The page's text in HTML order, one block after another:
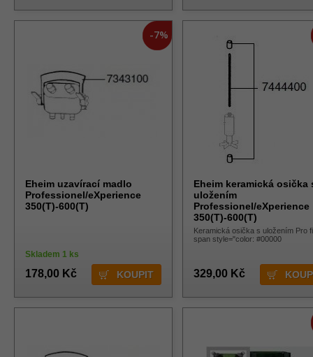
-7%
Eheim uzavírací madlo
Professionel/eXperience
350(T)-600(T)
Skladem 1 ks
178,00 Kč
Eheim keramická osička
uložením
Professionel/eXperience
350(T)-600(T)
Keramická osička s uložením Pro
span style="color: #00000
329,00 Kč